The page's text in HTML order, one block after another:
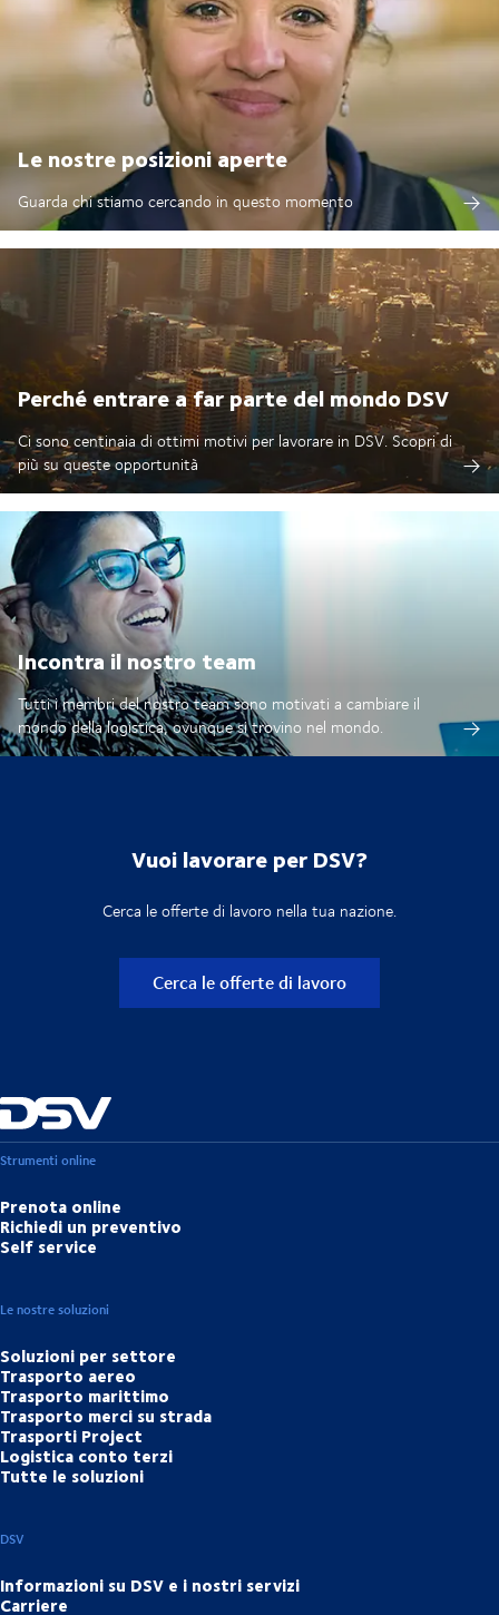
Le nostre posizioni aperte
Guarda chi stiamo cercando in questo momento
Perché entrare a far parte del mondo DSV
Ci sono centinaia di ottimi motivi per lavorare in DSV. Scopri di
più su queste opportunità
Incontra il nostro team
Tutti i membri del nostro team sono motivati a cambiare il
mondo della logistica, ovunque si trovino nel mondo.
Vuoi lavorare per DSV?
Cerca le offerte di lavoro nella tua nazione.
Cerca le offerte di lavoro
Strumenti online
Prenota online
Richiedi un preventivo
Self service
Le nostre soluzioni
Soluzioni per settore
Trasporto aereo
Trasporto marittimo
Trasporto merci su strada
Trasporti Project
Logistica conto terzi
Tutte le soluzioni
DSV
Informazioni su DSV e i nostri servizi
Carriere